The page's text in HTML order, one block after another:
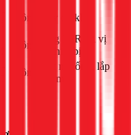
công Tùy độ khó
công
Ống PPR tới vị
trí thiết bị
công
Kết nối ống, lắp
đặt máy